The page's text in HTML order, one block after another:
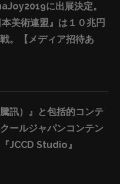
にローカライズし、オ
定です。既に海外でファ
を軸に、様々な日本
いと考えております。
を世界へ届けたいとい
Learning出版事業の特
ら可能で、制作コスト
平均単価は書籍の２倍
追加更新も随時可能 ⑤
に出展決定。
美術連盟』は１０兆円
。【メディア招待あ
訊）』と包括的コンテ
ールジャパンコンテン
JCCD Studio』